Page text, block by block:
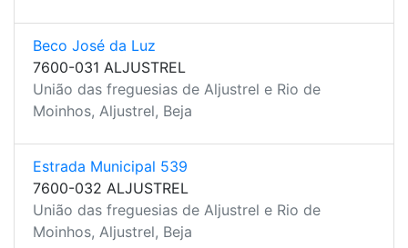
Beco José da Luz
7600-031 ALJUSTREL
União das freguesias de Aljustrel e Rio de
Moinhos, Aljustrel, Beja
Estrada Municipal 539
7600-032 ALJUSTREL
União das freguesias de Aljustrel e Rio de
Moinhos, Aljustrel, Beja